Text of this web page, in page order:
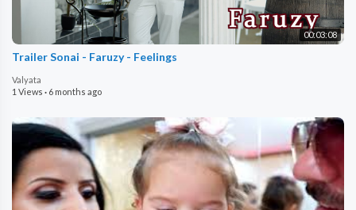
00:03:08
Trailer Sonai - Faruzy - Feelings
Valyata
1 Views · 6 months ago